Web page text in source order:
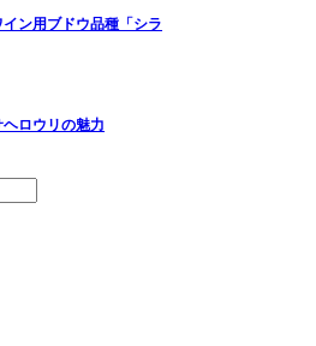
ン用ブドウ品種「シラ
ロウリの魅力